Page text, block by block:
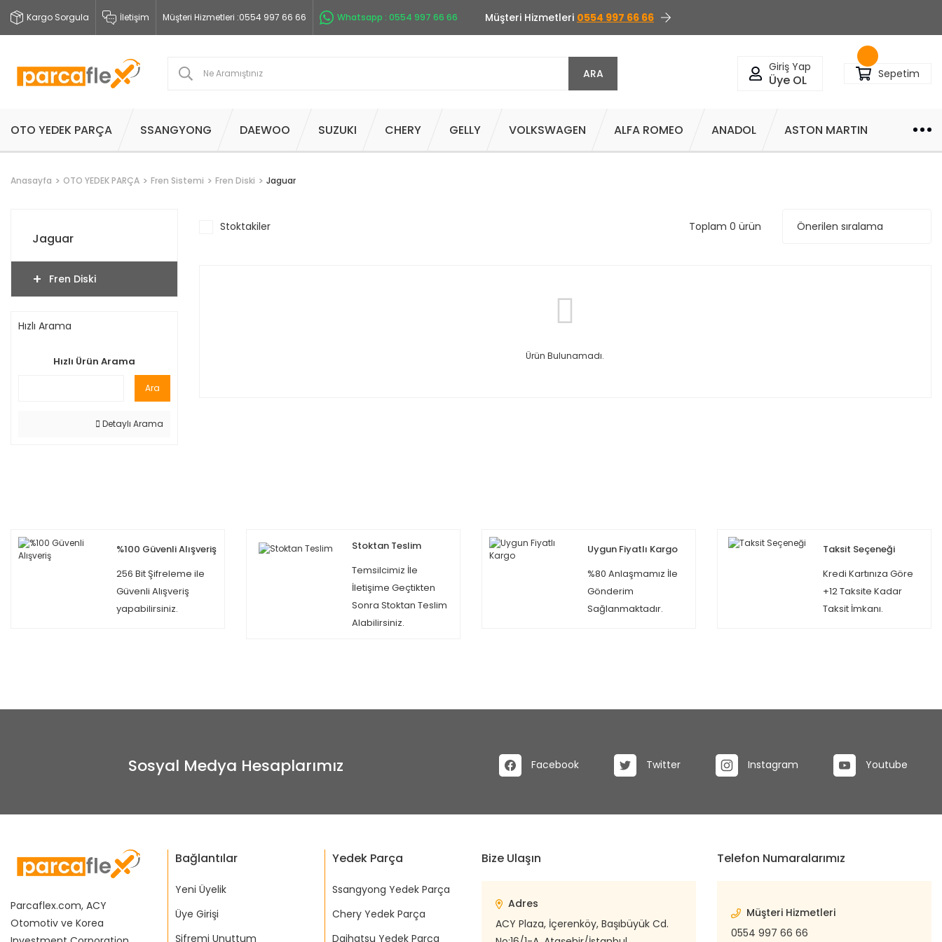
Kargo Sorgula İletişim Müşteri Hizmetleri :0554 997 66 66 Whatsapp : 0554 997 66 66 Müşteri Hizmetleri 0554 997 66 66
ARA Giriş Yap
Üye OL Sepetim
OTO YEDEK PARÇA SSANGYONG DAEWOO SUZUKI CHERY GELLY VOLKSWAGEN ALFA ROMEO ANADOL ASTON MARTIN
Anasayfa OTO YEDEK PARÇA Fren Sistemi Fren Diski Jaguar
Jaguar
Fren Diski
Hızlı Arama
Hızlı Ürün Arama
Ara
Detaylı Arama
Stoktakiler Toplam 0 ürün
Ürün Bulunamadı.
%100 Güvenli Alışveriş
256 Bit Şifreleme ile
Güvenli Alışveriş
yapabilirsiniz.
Stoktan Teslim
Temsilcimiz İle
İletişime Geçtikten
Sonra Stoktan Teslim
Alabilirsiniz.
Uygun Fiyatlı Kargo
%80 Anlaşmamız İle
Gönderim
Sağlanmaktadır.
Taksit Seçeneği
Kredi Kartınıza Göre
+12 Taksite Kadar
Taksit İmkanı.
Sosyal Medya Hesaplarımız Facebook Twitter Instagram Youtube
Parcaflex.com, ACY
Otomotiv ve Korea
Bağlantılar
Yeni Üyelik
Üye Girişi
Şifremi Unuttum
Yedek Parça
Ssangyong Yedek Parça
Chery Yedek Parça
Daihatsu Yedek Parça
Bize Ulaşın
Adres
ACY Plaza, İçerenköy, Başıbüyük Cd.
Telefon Numaralarımız
Müşteri Hizmetleri
0554 997 66 66